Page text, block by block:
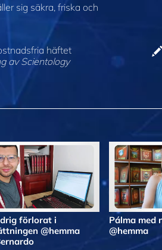
sig säkra, friska och
häftet
av Scientology
förlorat i
@hemma
Pálma med
@hemma